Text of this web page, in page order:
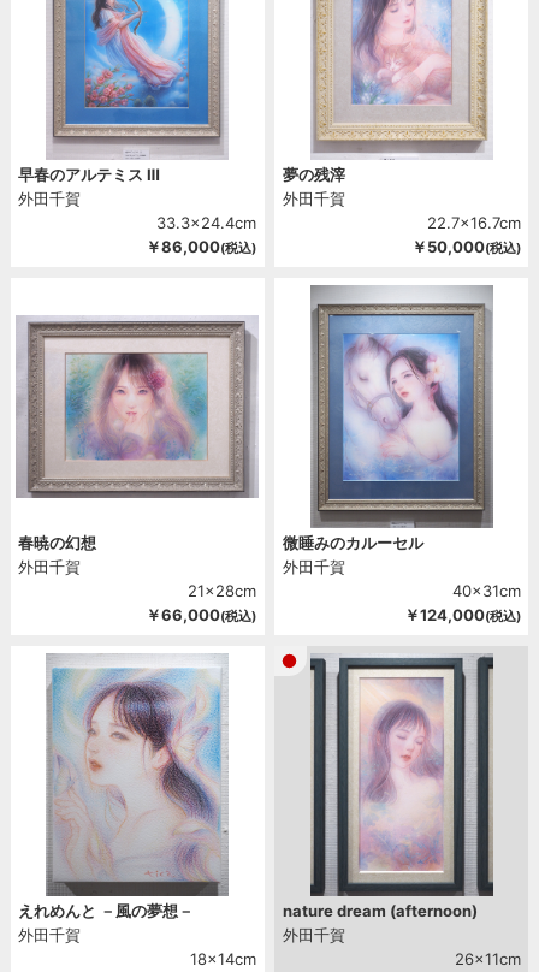
2008
2007
2006
早春のアルテミス Ⅲ
外田千賀
33.3x24.4cm
￥86,000(税込)
夢の残滓
外田千賀
22.7x16.7cm
￥50,000(税込)
春暁の幻想
外田千賀
21x28cm
￥66,000(税込)
微睡みのカルーセル
外田千賀
40x31cm
￥124,000(税込)
えれめんと －風の夢想－
外田千賀
18x14cm
nature dream (afternoon)
外田千賀
26x11cm